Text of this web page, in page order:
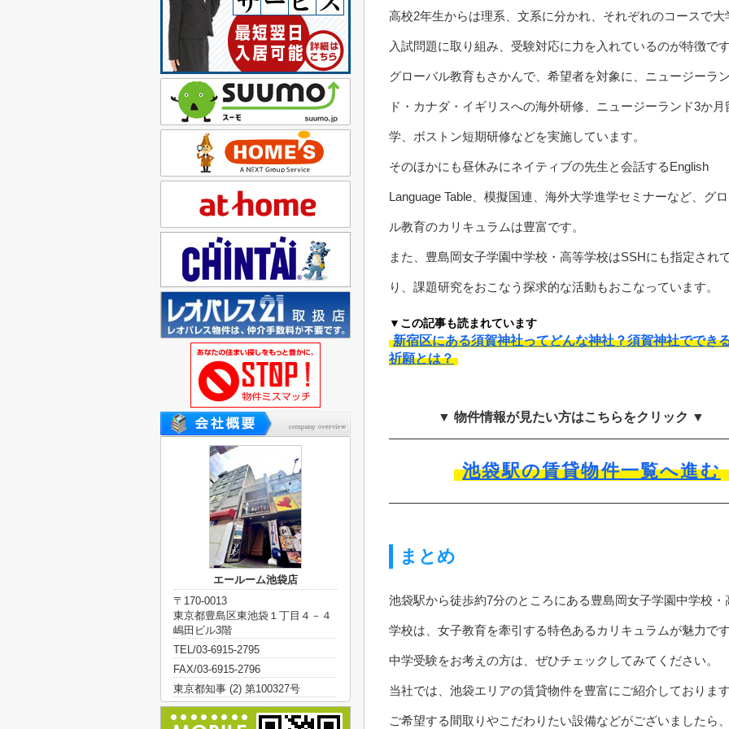
高校2年生からは理系、文系に分かれ、それぞれのコースで大
入試問題に取り組み、受験対応に力を入れているのが特徴です
グローバル教育もさかんで、希望者を対象に、ニュージーラン
ド・カナダ・イギリスへの海外研修、ニュージーランド3か月
学、ボストン短期研修などを実施しています。
そのほかにも昼休みにネイティブの先生と会話するEnglish
Language Table、模擬国連、海外大学進学セミナーなど、グ
ル教育のカリキュラムは豊富です。
また、豊島岡女子学園中学校・高等学校はSSHにも指定され
り、課題研究をおこなう探求的な活動もおこなっています。
▼この記事も読まれています
新宿区にある須賀神社ってどんな神社？須賀神社ででき
祈願とは？
▼ 物件情報が見たい方はこちらをクリック ▼
池袋駅の賃貸物件一覧へ進む
まとめ
池袋駅から徒歩約7分のところにある豊島岡女子学園中学校・
学校は、女子教育を牽引する特色あるカリキュラムが魅力です
中学受験をお考えの方は、ぜひチェックしてみてください。
当社では、池袋エリアの賃貸物件を豊富にご紹介しております
ご希望する間取りやこだわりたい設備などがございましたら
エールーム池袋店
〒170-0013
東京都豊島区東池袋１丁目４－４
嶋田ビル3階
TEL/03-6915-2795
FAX/03-6915-2796
東京都知事 (2) 第100327号